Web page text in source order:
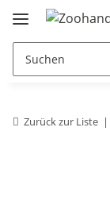
Zurück zur Liste